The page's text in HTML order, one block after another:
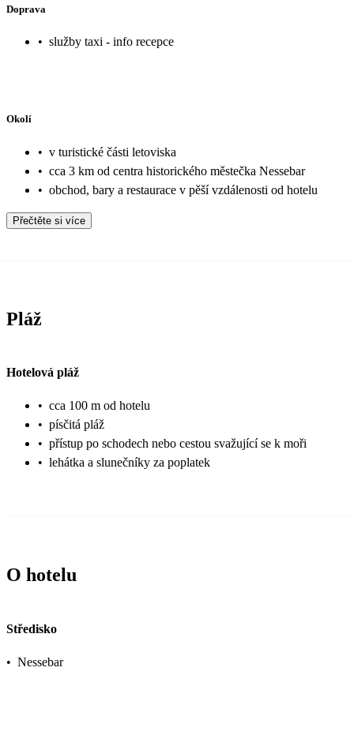
Doprava
• služby taxi - info recepce
Okolí
• v turistické části letoviska
• cca 3 km od centra historického městečka Nessebar
• obchod, bary a restaurace v pěší vzdálenosti od hotelu
Přečtěte si více
Pláž
Hotelová pláž
• cca 100 m od hotelu
• písčitá pláž
• přístup po schodech nebo cestou svažující se k moři
• lehátka a slunečníky za poplatek
O hotelu
Středisko
• Nessebar